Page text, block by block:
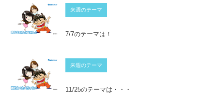
来週のテーマ
7/7のテーマは！
来週のテーマ
11/25のテーマは・・・